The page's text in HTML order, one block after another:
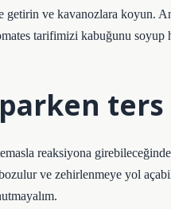
getirin ve kavanozlara koyun.
tarifimizi kabuğunu soyup
reaksiyona
ve zehirlenmeye yol